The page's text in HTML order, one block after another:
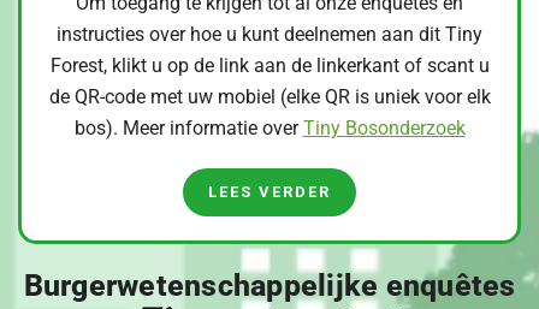
instructies over hoe u kunt deelnemen aan dit Tiny
Forest, klikt u op de link aan de linkerkant of scant u
de QR-code met uw mobiel (elke QR is uniek voor elk
bos). Meer informatie overTiny Bosonderzoek
LEES VERDER
Burgerwetenschappelijke enquêtes